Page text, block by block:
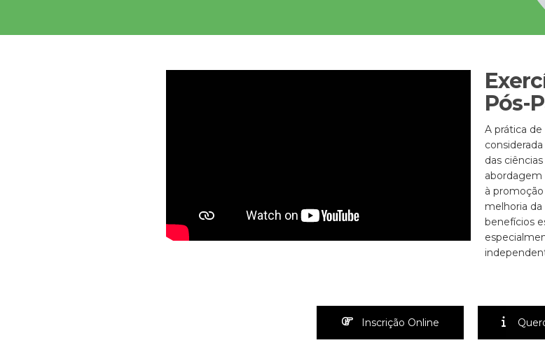
Pós-
A prática
das
abordagem
à
melhoria
benefícios
Inscrição Online